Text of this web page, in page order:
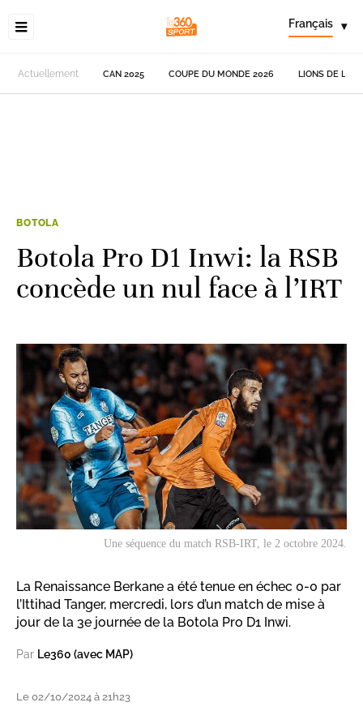
Français ▾
Actuellement CAN 2025 COUPE DU MONDE 2026 LIONS DE
BOTOLA
Botola Pro D1 Inwi: la RSB
concède un nul face à l’IRT
Une séquence du match RSB-IRT, le 2 octobre 2024.
La Renaissance Berkane a été tenue en échec 0-0 par
l’Ittihad Tanger, mercredi, lors d’un match de mise à
jour de la 3e journée de la Botola Pro D1 Inwi.
Par Le360 (avec MAP)
Le 02/10/2024 à 21h23